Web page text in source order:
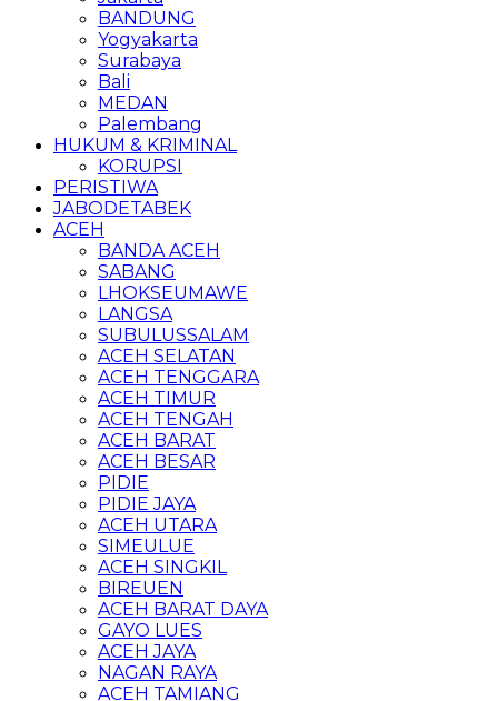
BANDUNG
Yogyakarta
Surabaya
Bali
MEDAN
Palembang
HUKUM & KRIMINAL
KORUPSI
PERISTIWA
JABODETABEK
ACEH
BANDA ACEH
SABANG
LHOKSEUMAWE
LANGSA
SUBULUSSALAM
ACEH SELATAN
ACEH TENGGARA
ACEH TIMUR
ACEH TENGAH
ACEH BARAT
ACEH BESAR
PIDIE
PIDIE JAYA
ACEH UTARA
SIMEULUE
ACEH SINGKIL
BIREUEN
ACEH BARAT DAYA
GAYO LUES
ACEH JAYA
NAGAN RAYA
ACEH TAMIANG